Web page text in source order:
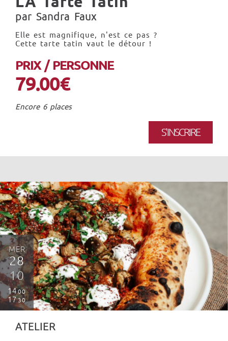
par Sandra Faux
Elle est magnifique, n'est ce pas ?
Cette tarte tatin vaut le détour !
PRIX / PERSONNE
79.00€
Encore 6 places
S'INSCRIRE
MER
28
10
1400
1730
ATELIER